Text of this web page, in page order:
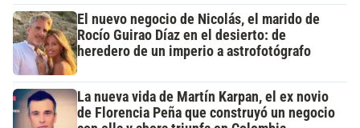
El nuevo negocio de Nicolás, el marido de
Rocío Guirao Díaz en el desierto: de
heredero de un imperio a astrofotógrafo
La nueva vida de Martín Karpan, el ex novio
de Florencia Peña que construyó un negocio